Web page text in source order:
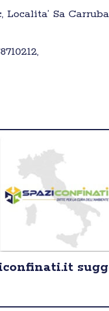
Localita’ Sa